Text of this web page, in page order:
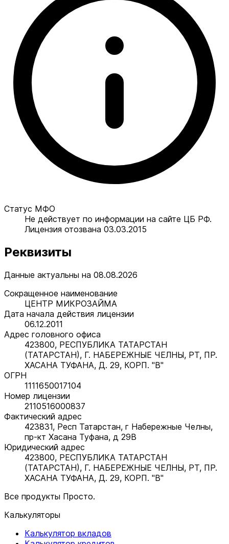
Статус МФО
Не действует по информации на сайте ЦБ РФ.
Лицензия отозвана 03.03.2015
Реквизиты
Данные актуальны на 08.08.2026
Сокращенное наименование
ЦЕНТР МИКРОЗАЙМА
Дата начала действия лицензии
06.12.2011
Адрес головного офиса
423800, РЕСПУБЛИКА ТАТАРСТАН
(ТАТАРСТАН), Г. НАБЕРЕЖНЫЕ ЧЕЛНЫ, РТ, ПР.
ХАСАНА ТУФАНА, Д. 29, КОРП. "В"
ОГРН
1111650017104
Номер лицензии
2110516000837
Фактический адрес
423831, Респ Татарстан, г Набережные Челны,
пр-кт Хасана Туфана, д 29В
Юридический адрес
423800, РЕСПУБЛИКА ТАТАРСТАН
(ТАТАРСТАН), Г. НАБЕРЕЖНЫЕ ЧЕЛНЫ, РТ, ПР.
ХАСАНА ТУФАНА, Д. 29, КОРП. "В"
Все продукты Просто.
Калькуляторы
Калькулятор вкладов